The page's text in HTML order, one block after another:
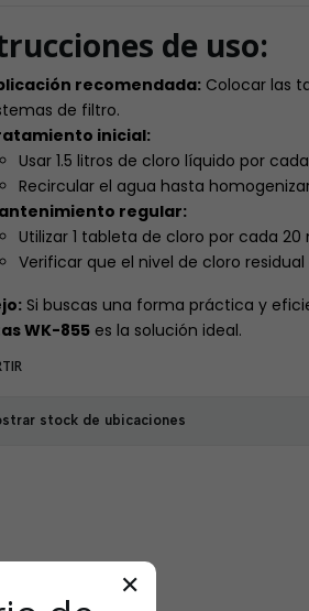
de uso:
recomendada:Colocar las
de filtro.
inicial:
Usar 1.5 litros de cloro líquido por
Recircular el agua hasta
regular:
Utilizar 1 tableta de cloro por cada 20
Verificar que el nivel de cloro
Si buscas una forma práctica y
WK-855es la solución ideal.
stock de ubicaciones
✕